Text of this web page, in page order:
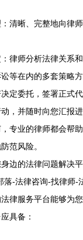
清晰、完整地向律
律师分析法律关系
等在内的多套策略方
定委托，签署正式
，并随时向您汇报进
专业的律师都会帮
范风险。
边的法律问题解决
落-法律咨询-找律师-
律服务平台能够为
具备：